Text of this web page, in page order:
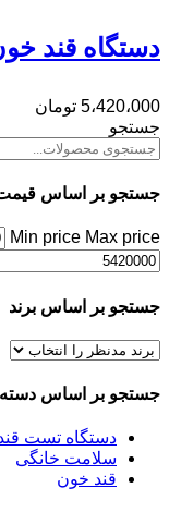
دستگاه قند
5،420،000 تومان
جستجو
جستجو بر اساس
Min price Max price
جستجو بر اساس برند
جستجو بر اساس دسته
دستگاه تست
سلامت خانگی
قند خون